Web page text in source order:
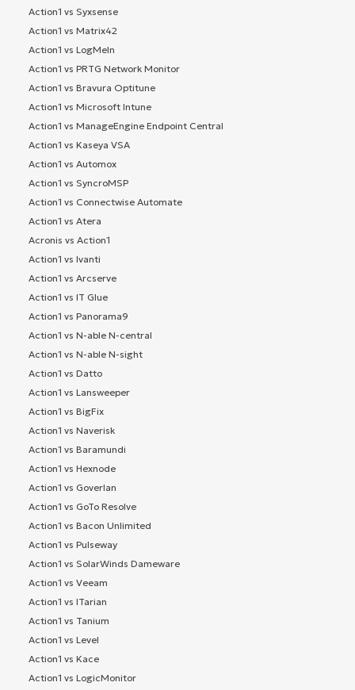
Action1 vs Syxsense
Action1 vs Matrix42
Action1 vs LogMeIn
Action1 vs PRTG Network Monitor
Action1 vs Bravura Optitune
Action1 vs Microsoft Intune
Action1 vs ManageEngine Endpoint Central
Action1 vs Kaseya VSA
Action1 vs Automox
Action1 vs SyncroMSP
Action1 vs Connectwise Automate
Action1 vs Atera
Acronis vs Action1
Action1 vs Ivanti
Action1 vs Arcserve
Action1 vs IT Glue
Action1 vs Panorama9
Action1 vs N-able N-central
Action1 vs N-able N-sight
Action1 vs Datto
Action1 vs Lansweeper
Action1 vs BigFix
Action1 vs Naverisk
Action1 vs Baramundi
Action1 vs Hexnode
Action1 vs Goverlan
Action1 vs GoTo Resolve
Action1 vs Bacon Unlimited
Action1 vs Pulseway
Action1 vs SolarWinds Dameware
Action1 vs Veeam
Action1 vs ITarian
Action1 vs Tanium
Action1 vs Level
Action1 vs Kace
Action1 vs LogicMonitor